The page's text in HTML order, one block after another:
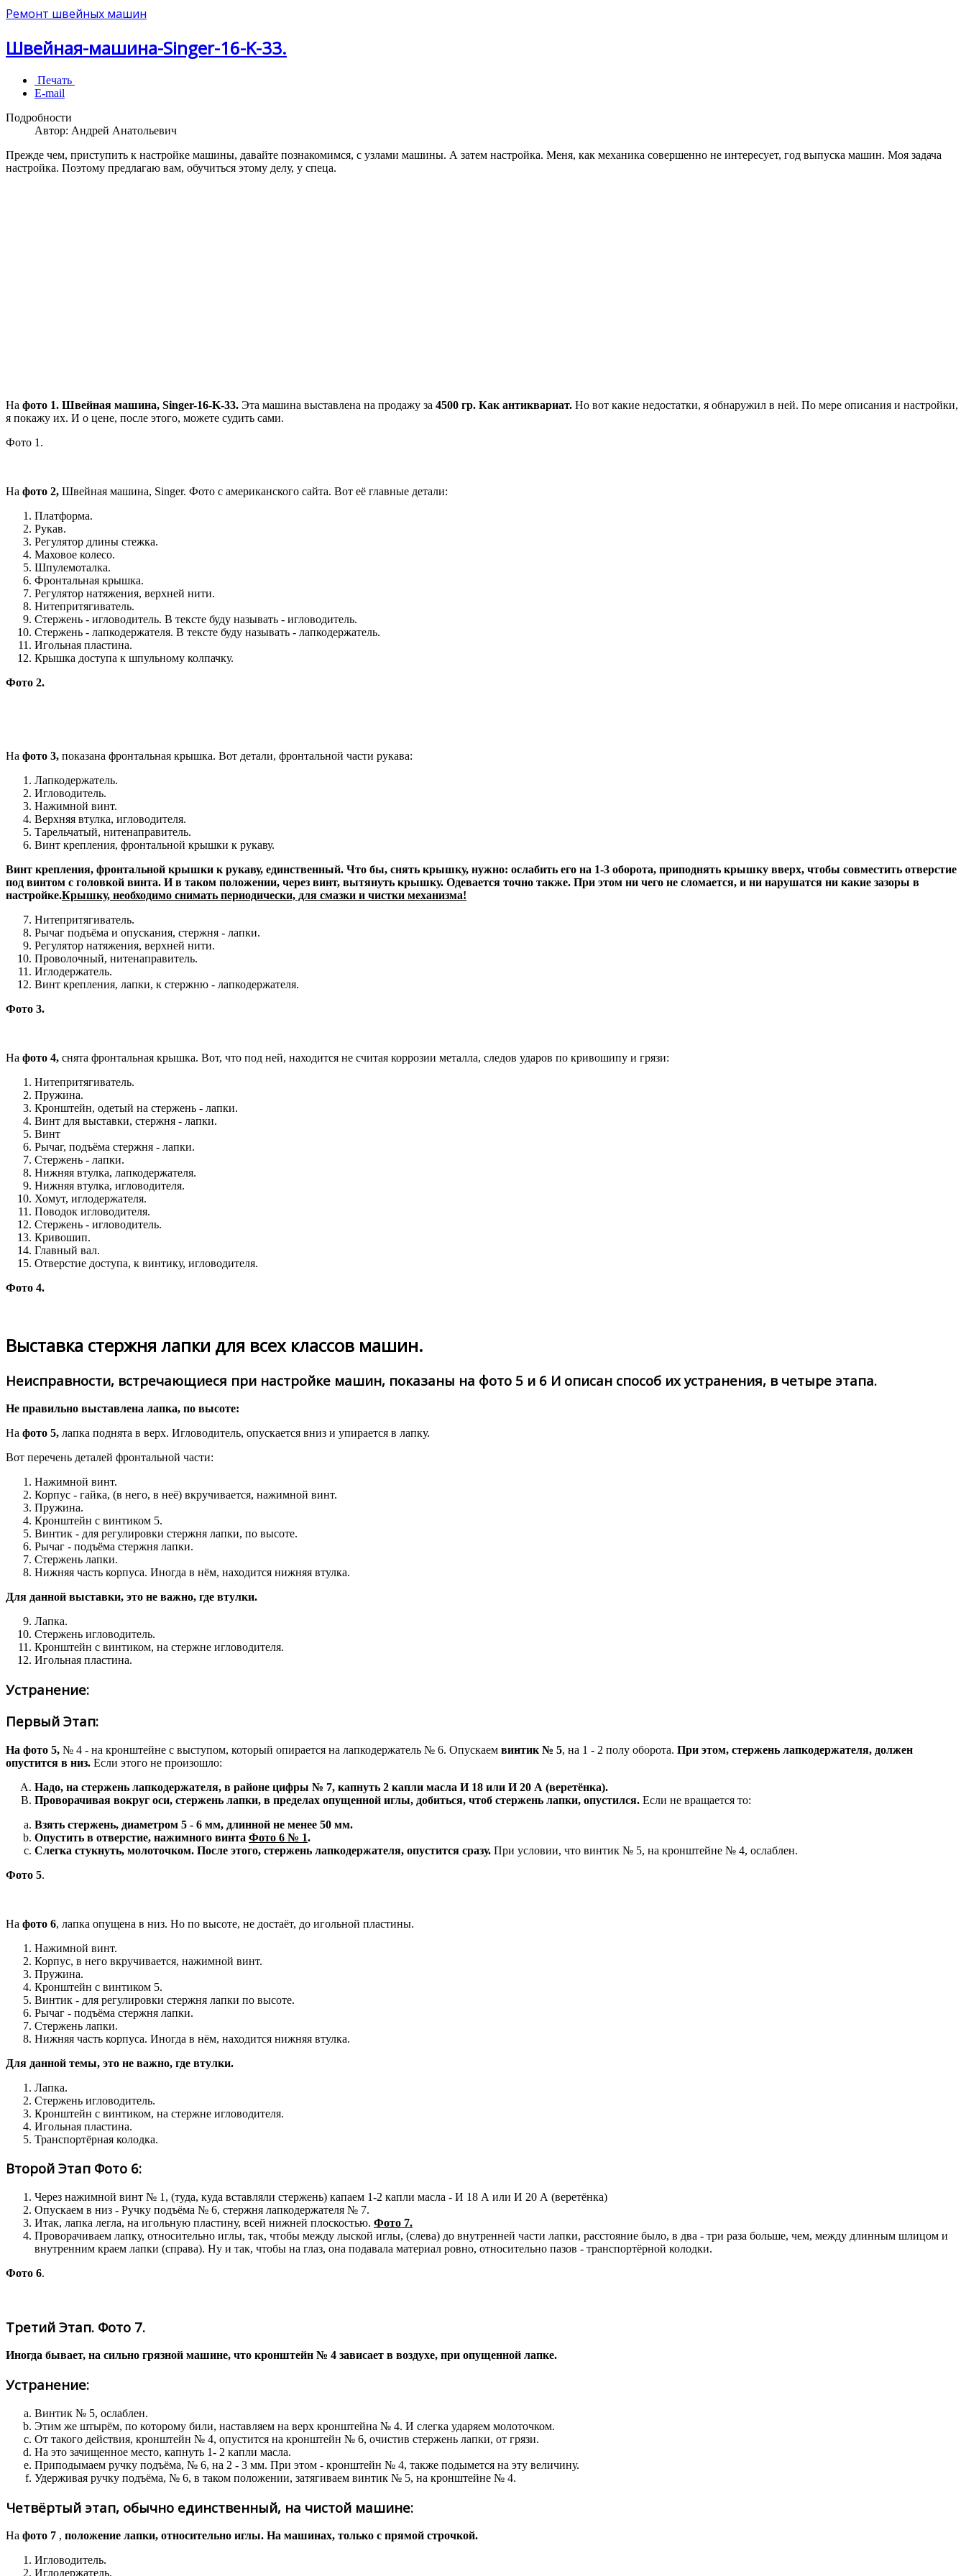
Ремонт швейных машин
Швейная-машина-Singer-16-K-33.
Печать
E-mail
Подробности
Автор: Андрей Анатольевич
Прежде чем, приступить к настройке машины, давайте познакомимся, с узлами машины. А затем настройка. Меня, как механика совершенно не интересует, год выпуска машин. Моя задача
настройка. Поэтому предлагаю вам, обучиться этому делу, у спеца.
На фото 1. Швейная машина, Singer-16-K-33. Эта машина выставлена на продажу за 4500 гр. Как антиквариат. Но вот какие недостатки, я обнаружил в ней. По мере описания и настройки,
я покажу их. И о цене, после этого, можете судить сами.
Фото 1.
На фото 2, Швейная машина, Singer. Фото с американского сайта. Вот её главные детали:
Платформа.
Рукав.
Регулятор длины стежка.
Маховое колесо.
Шпулемоталка.
Фронтальная крышка.
Регулятор натяжения, верхней нити.
Нитепритягиватель.
Стержень - игловодитель. В тексте буду называть - игловодитель.
Стержень - лапкодержателя. В тексте буду называть - лапкодержатель.
Игольная пластина.
Крышка доступа к шпульному колпачку.
Фото 2.
На фото 3, показана фронтальная крышка. Вот детали, фронтальной части рукава:
Лапкодержатель.
Игловодитель.
Нажимной винт.
Верхняя втулка, игловодителя.
Тарельчатый, нитенаправитель.
Винт крепления, фронтальной крышки к рукаву.
Винт крепления, фронтальной крышки к рукаву, единственный. Что бы, снять крышку, нужно: ослабить его на 1-3 оборота, приподнять крышку вверх, чтобы совместить отверстие
под винтом с головкой винта. И в таком положении, через винт, вытянуть крышку. Одевается точно также. При этом ни чего не сломается, и ни нарушатся ни какие зазоры в
настройке.Крышку, необходимо снимать периодически, для смазки и чистки механизма!
Нитепритягиватель.
Рычаг подъёма и опускания, стержня - лапки.
Регулятор натяжения, верхней нити.
Проволочный, нитенаправитель.
Иглодержатель.
Винт крепления, лапки, к стержню - лапкодержателя.
Фото 3.
На фото 4, снята фронтальная крышка. Вот, что под ней, находится не считая коррозии металла, следов ударов по кривошипу и грязи:
Нитепритягиватель.
Пружина.
Кронштейн, одетый на стержень - лапки.
Винт для выставки, стержня - лапки.
Винт
Рычаг, подъёма стержня - лапки.
Стержень - лапки.
Нижняя втулка, лапкодержателя.
Нижняя втулка, игловодителя.
Хомут, иглодержателя.
Поводок игловодителя.
Стержень - игловодитель.
Кривошип.
Главный вал.
Отверстие доступа, к винтику, игловодителя.
Фото 4.
Выставка стержня лапки для всех классов машин.
Неисправности, встречающиеся при настройке машин, показаны на фото 5 и 6 И описан способ их устранения, в четыре этапа.
Не правильно выставлена лапка, по высоте:
На фото 5, лапка поднята в верх. Игловодитель, опускается вниз и упирается в лапку.
Вот перечень деталей фронтальной части:
Нажимной винт.
Корпус - гайка, (в него, в неё) вкручивается, нажимной винт.
Пружина.
Кронштейн с винтиком 5.
Винтик - для регулировки стержня лапки, по высоте.
Рычаг - подъёма стержня лапки.
Стержень лапки.
Нижняя часть корпуса. Иногда в нём, находится нижняя втулка.
Для данной выставки, это не важно, где втулки.
Лапка.
Стержень игловодитель.
Кронштейн с винтиком, на стержне игловодителя.
Игольная пластина.
Устранение:
Первый Этап:
На фото 5, № 4 - на кронштейне с выступом, который опирается на лапкодержатель № 6. Опускаем винтик № 5, на 1 - 2 полу оборота. При этом, стержень лапкодержателя, должен
опустится в низ. Если этого не произошло:
Надо, на стержень лапкодержателя, в районе цифры № 7, капнуть 2 капли масла И 18 или И 20 А (веретёнка).
Проворачивая вокруг оси, стержень лапки, в пределах опущенной иглы, добиться, чтоб стержень лапки, опустился. Если не вращается то:
Взять стержень, диаметром 5 - 6 мм, длинной не менее 50 мм.
Опустить в отверстие, нажимного винта Фото 6 № 1.
Слегка стукнуть, молоточком. После этого, стержень лапкодержателя, опустится сразу. При условии, что винтик № 5, на кронштейне № 4, ослаблен.
Фото 5.
На фото 6, лапка опущена в низ. Но по высоте, не достаёт, до игольной пластины.
Нажимной винт.
Корпус, в него вкручивается, нажимной винт.
Пружина.
Кронштейн с винтиком 5.
Винтик - для регулировки стержня лапки по высоте.
Рычаг - подъёма стержня лапки.
Стержень лапки.
Нижняя часть корпуса. Иногда в нём, находится нижняя втулка.
Для данной темы, это не важно, где втулки.
Лапка.
Стержень игловодитель.
Кронштейн с винтиком, на стержне игловодителя.
Игольная пластина.
Транспортёрная колодка.
Второй Этап Фото 6:
Через нажимной винт № 1, (туда, куда вставляли стержень) капаем 1-2 капли масла - И 18 А или И 20 А (веретёнка)
Опускаем в низ - Ручку подъёма № 6, стержня лапкодержателя № 7.
Итак, лапка легла, на игольную пластину, всей нижней плоскостью. Фото 7.
Проворачиваем лапку, относительно иглы, так, чтобы между лыской иглы, (слева) до внутренней части лапки, расстояние было, в два - три раза больше, чем, между длинным шлицом и
внутренним краем лапки (справа). Ну и так, чтобы на глаз, она подавала материал ровно, относительно пазов - транспортёрной колодки.
Фото 6.
Третий Этап. Фото 7.
Иногда бывает, на сильно грязной машине, что кронштейн № 4 зависает в воздухе, при опущенной лапке.
Устранение:
Винтик № 5, ослаблен.
Этим же штырём, по которому били, наставляем на верх кронштейна № 4. И слегка ударяем молоточком.
От такого действия, кронштейн № 4, опустится на кронштейн № 6, очистив стержень лапки, от грязи.
На это зачищенное место, капнуть 1- 2 капли масла.
Приподымаем ручку подъёма, № 6, на 2 - 3 мм. При этом - кронштейн № 4, также подымется на эту величину.
Удерживая ручку подъёма, № 6, в таком положении, затягиваем винтик № 5, на кронштейне № 4.
Четвёртый этап, обычно единственный, на чистой машине:
На фото 7 , положение лапки, относительно иглы. На машинах, только с прямой строчкой.
Игловодитель.
Иглодержатель.